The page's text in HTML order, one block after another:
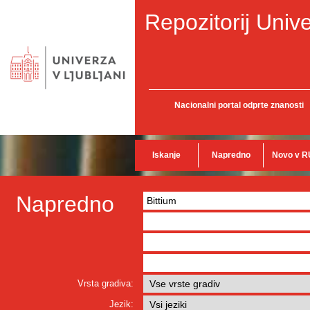
Repozitorij
Nacionalni portal odprte znanosti
Iskanje Napredno Novo v
Napredno
Vrsta gradiva:
Jezik: